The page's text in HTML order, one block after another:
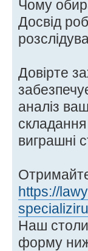
Чому
Досвід
Довірте
аналіз
складання
виграшні
https://
Наш
форму